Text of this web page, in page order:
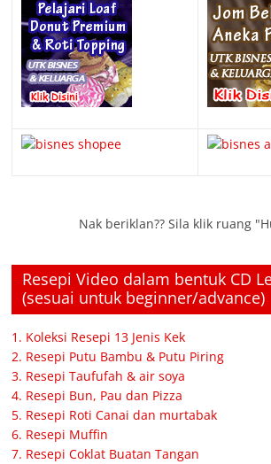
Nak beriklan?? Sila klik ruang
Resepi Video dalam bentuk CD
(sesuai untuk beginner/advance)
1. Koleksi Resepi 13 Jenis Kek
2. Resepi Putu Bambu & Putu Piring
3. Resepi Taufufah & air soya
4. Resepi Bun, Pau dan Pizza
5. Resepi Roti Canai dan murtabak
6. Resepi Muffin
7. Resepi Coklat Buatan Tangan